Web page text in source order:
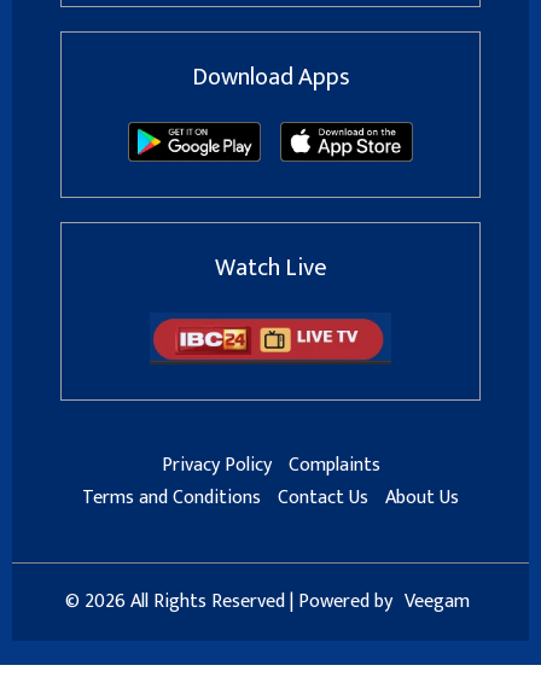
Download Apps
Watch Live
Privacy Policy Complaints
Terms and Conditions Contact Us About Us
© 2026 All Rights Reserved | Powered by Veegam